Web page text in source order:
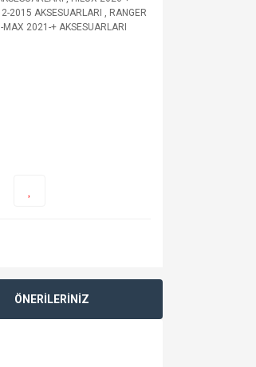
2015 AKSESUARLARI , RANGER
MAX 2021-+ AKSESUARLARI
ÖNERİLERİNİZ